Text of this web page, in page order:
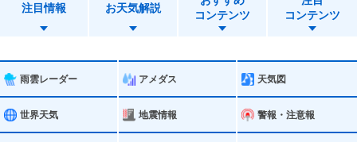
遊佐町
注目情報 お天気解説
コンテンツ
コンテンツ
雨雲レーダー アメダス 天気図
世界天気 地震情報 警報・注意報